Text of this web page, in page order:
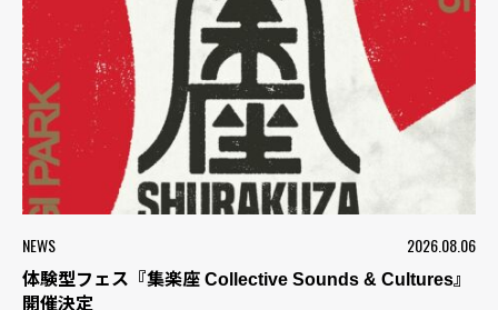
NEWS 2026.08.06
体験型フェス『集楽座 Collective Sounds & Cultures』
開催決定